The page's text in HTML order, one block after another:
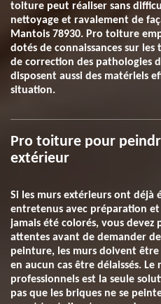
toiture peut réaliser sans
nettoyage et ravalement de
Mantois 78930. Pro toiture
dotés de connaissances sur
de correction des pathologies
disposent aussi des matériels
situation.
Pro toiture pour
extérieur
Si les murs extérieurs ont déjà
entretenus avec préparation
jamais été colorés, vous devez
attentes avant de demander
peinture, les murs doivent
en aucun cas être délaissés. Le
professionnels est la seule
pas que les briques ne se